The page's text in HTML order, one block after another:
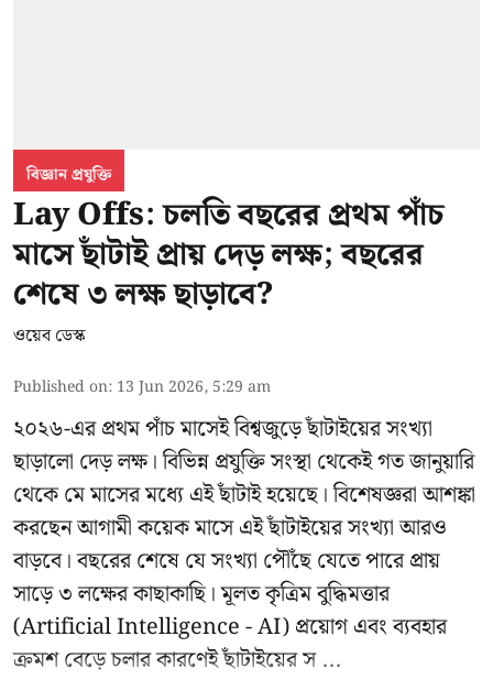
বিজ্ঞান প্রযুক্তি
Lay Offs: চলতি বছরের প্রথম পাঁচ
মাসে ছাঁটাই প্রায় দেড় লক্ষ; বছরের
শেষে ৩ লক্ষ ছাড়াবে?
ওয়েব ডেস্ক
Published on: 13 Jun 2026, 5:29 am
২০২৬-এর প্রথম পাঁচ মাসেই বিশ্বজুড়ে ছাঁটাইয়ের সংখ্যা
ছাড়ালো দেড় লক্ষ। বিভিন্ন প্রযুক্তি সংস্থা থেকেই গত জানুয়ারি
থেকে মে মাসের মধ্যে এই ছাঁটাই হয়েছে। বিশেষজ্ঞরা আশঙ্কা
করছেন আগামী কয়েক মাসে এই ছাঁটাইয়ের সংখ্যা আরও
বাড়বে। বছরের শেষে যে সংখ্যা পৌঁছে যেতে পারে প্রায়
সাড়ে ৩ লক্ষের কাছাকাছি। মূলত কৃত্রিম বুদ্ধিমত্তার
(Artificial Intelligence - AI) প্রয়োগ এবং ব্যবহার
ক্রমশ বেড়ে চলার কারণেই ছাঁটাইয়ের স ...